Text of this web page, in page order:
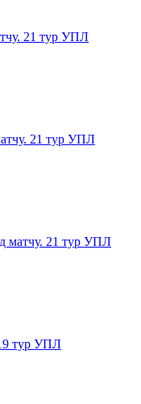
21 тур УПЛ
21 тур УПЛ
матчу. 21 тур УПЛ
тур УПЛ